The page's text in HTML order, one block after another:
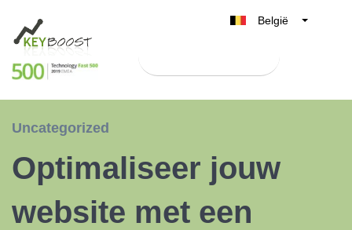
België
Nederland
España
Uncategorized
Optimaliseer jouw
website met een